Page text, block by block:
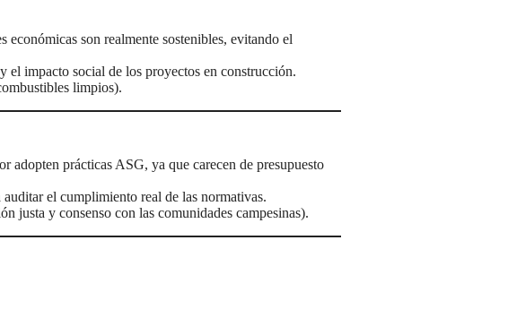
son realmente sostenibles, evitando el
el impacto social de los proyectos en construcción.
limpios).
adopten prácticas ASG, ya que carecen de presupuesto
el cumplimiento real de las normativas.
justa y consenso con las comunidades campesinas).